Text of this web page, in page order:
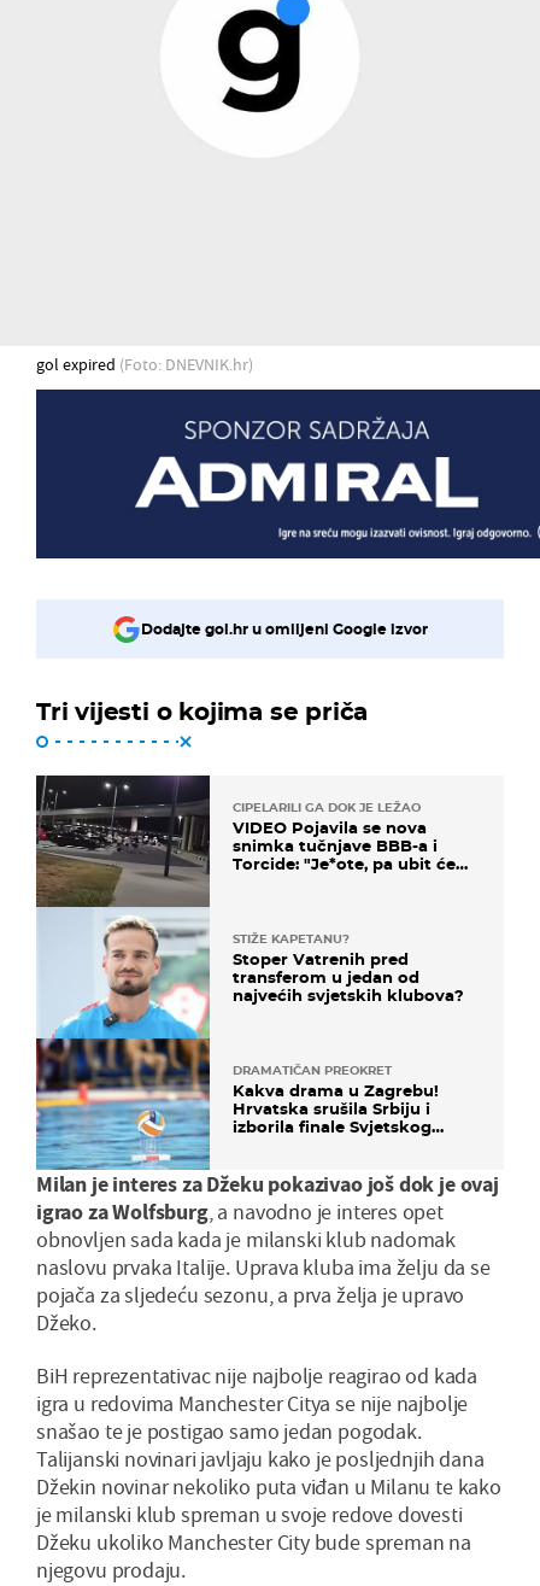
gol expired (Foto: DNEVNIK.hr)
Dodajte gol.hr u omiljeni Google izvor
Tri vijesti o kojima se priča
CIPELARILI GA DOK JE LEŽAO
VIDEO Pojavila se nova
snimka tučnjave BBB-a i
Torcide: "Je*ote, pa ubit će
STIŽE KAPETANU?
Stoper Vatrenih pred
transferom u jedan od
najvećih svjetskih klubova?
DRAMATIČAN PREOKRET
Kakva drama u Zagrebu!
Hrvatska srušila Srbiju i
izborila finale Svjetskog
Milan je interes za Džeku pokazivao još dok je ovaj
igrao za Wolfsburg, a navodno je interes opet
obnovljen sada kada je milanski klub nadomak
naslovu prvaka Italije. Uprava kluba ima želju da se
pojača za sljedeću sezonu, a prva želja je upravo
Džeko.
BiH reprezentativac nije najbolje reagirao od kada
igra u redovima Manchester Citya se nije najbolje
snašao te je postigao samo jedan pogodak.
Talijanski novinari javljaju kako je posljednjih dana
Džekin novinar nekoliko puta viđan u Milanu te kako
je milanski klub spreman u svoje redove dovesti
Džeku ukoliko Manchester City bude spreman na
njegovu prodaju.